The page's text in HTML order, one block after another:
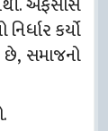
કર્યો
છે, સમાજનો